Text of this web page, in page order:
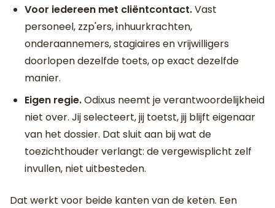
Voor iedereen met cliëntcontact.Vast
personeel, zzp'ers, inhuurkrachten,
onderaannemers, stagiaires en vrijwilligers
doorlopen dezelfde toets, op exact dezelfde
manier.
Eigen regie.Odixus neemt je verantwoordelijkheid
niet over. Jij selecteert, jij toetst, jij blijft eigenaar
van het dossier. Dat sluit aan bij wat de
toezichthouder verlangt: de vergewisplicht zelf
invullen, niet uitbesteden.
Dat werkt voor beide kanten van de keten. Een